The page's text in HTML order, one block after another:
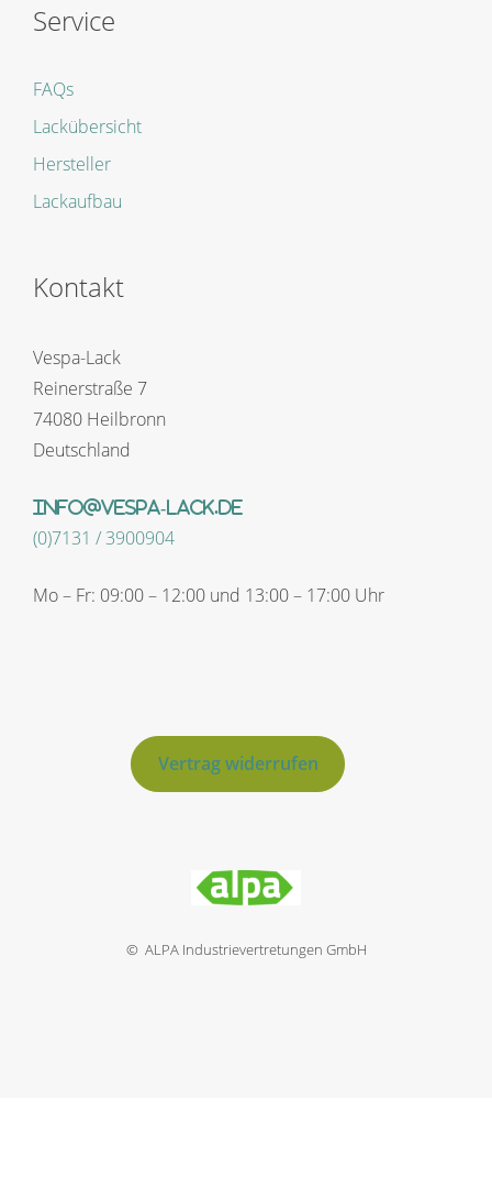
Service
FAQs
Lackübersicht
Hersteller
Lackaufbau
Kontakt
Vespa-Lack
Reinerstraße 7
74080 Heilbronn
Deutschland
info@vespa-lack.de
(0)7131 / 3900904
Mo – Fr: 09:00 – 12:00 und 13:00 – 17:00 Uhr
Vertrag widerrufen
© ALPA Industrievertretungen GmbH